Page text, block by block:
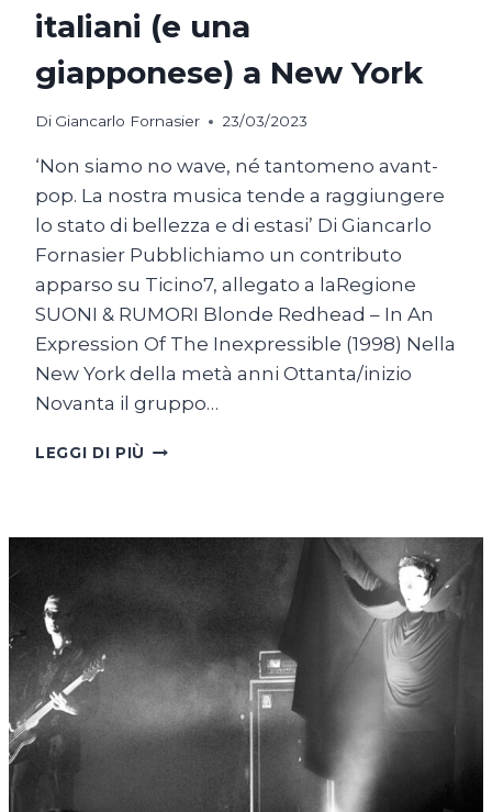
italiani (e una
giapponese) a New York
Di Giancarlo Fornasier 23/03/2023
‘Non siamo no wave, né tantomeno avant-
pop. La nostra musica tende a raggiungere
lo stato di bellezza e di estasi’ Di Giancarlo
Fornasier Pubblichiamo un contributo
apparso su Ticino7, allegato a laRegione
SUONI & RUMORI Blonde Redhead – In An
Expression Of The Inexpressible (1998) Nella
New York della metà anni Ottanta/inizio
Novanta il gruppo…
LEGGI DI PIÙ BLONDE
(E
GIAPPONESE)
NEW
YORK